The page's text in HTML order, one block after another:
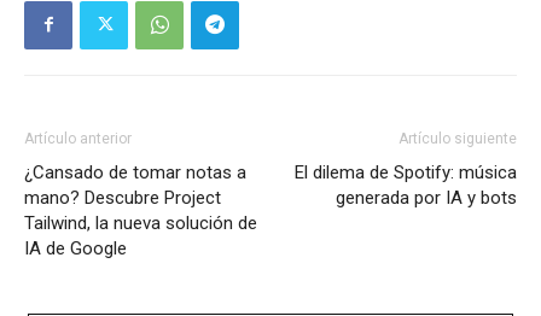
Artículo anterior
¿Cansado de tomar notas a
mano? Descubre Project
Tailwind, la nueva solución de
IA de Google
Artículo siguiente
El dilema de Spotify: música
generada por IA y bots